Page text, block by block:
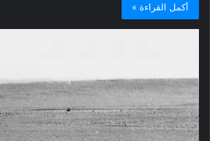
أكمل القراءة »